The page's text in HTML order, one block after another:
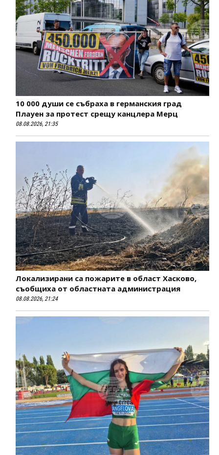
10 000 души се събраха в германския град
Плауен за протест срещу канцлера Мерц
08.08.2026, 21:35
Локализирани са пожарите в област Хасково,
съобщиха от областната администрация
08.08.2026, 21:24